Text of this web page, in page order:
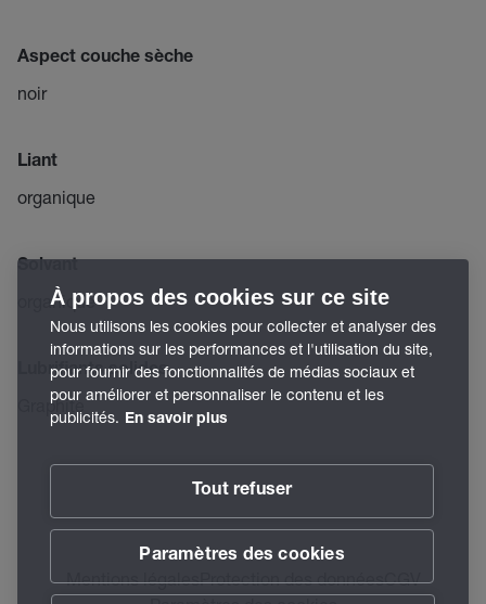
Aspect couche sèche
noir
Liant
organique
Solvant
organique
Lubrifiants solides
Graphite
Mentions légalesProtection des donnéesCGV
À propos des cookies sur ce site
Nous utilisons les cookies pour collecter et analyser des
informations sur les performances et l'utilisation du site,
pour fournir des fonctionnalités de médias sociaux et
pour améliorer et personnaliser le contenu et les
publicités. En savoir plus
Tout refuser
Paramètres des cookies